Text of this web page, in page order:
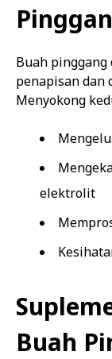
Buah pinggang
penapisan dan
Menyokong
elektrolit
Buah